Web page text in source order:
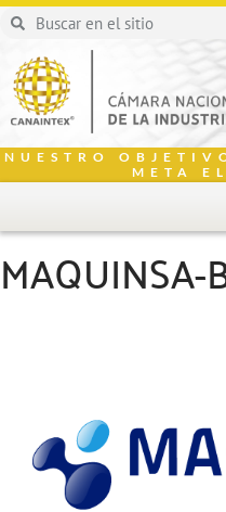
NUESTRO
META
MAQUINSA-